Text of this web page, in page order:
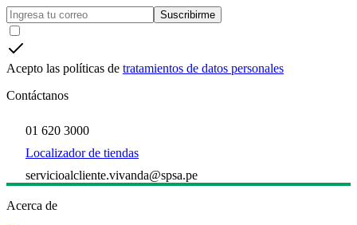
Suscribirme
Acepto las políticas de tratamientos de datos personales
Contáctanos
01 620 3000
Localizador de tiendas
servicioalcliente.vivanda@spsa.pe
Acerca de